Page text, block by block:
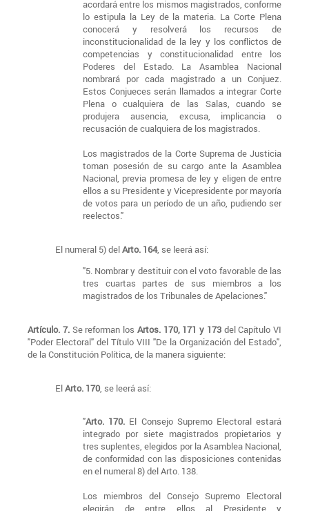
acordará entre los mismos magistrados, conforme
lo estipula la Ley de la materia. La Corte Plena
conocerá y resolverá los recursos de
inconstitucionalidad de la ley y los conflictos de
competencias y constitucionalidad entre los
Poderes del Estado. La Asamblea Nacional
nombrará por cada magistrado a un Conjuez.
Estos Conjueces serán llamados a integrar Corte
Plena o cualquiera de las Salas, cuando se
produjera ausencia, excusa, implicancia o
recusación de cualquiera de los magistrados.
Los magistrados de la Corte Suprema de Justicia
toman posesión de su cargo ante la Asamblea
Nacional, previa promesa de ley y eligen de entre
ellos a su Presidente y Vicepresidente por mayoría
de votos para un período de un año, pudiendo ser
reelectos."
El numeral 5) delArto. 164, se leerá así:
"5. Nombrar y destituir con el voto favorable de las
tres cuartas partes de sus miembros a los
magistrados de los Tribunales de Apelaciones."
Artículo. 7.Se reforman los Artos. 170, 171 y 173del Capítulo VI
"Poder Electoral" del Título VIII "De la Organización del Estado",
de la Constitución Política, de la manera siguiente:
ElArto. 170 , se leerá así:
"Arto. 170. El Consejo Supremo Electoral estará
integrado por siete magistrados propietarios y
tres suplentes, elegidos por la Asamblea Nacional,
de conformidad con las disposiciones contenidas
en el numeral 8) del Arto. 138.
Los miembros del Consejo Supremo Electoral
elegirán de entre ellos al Presidente y